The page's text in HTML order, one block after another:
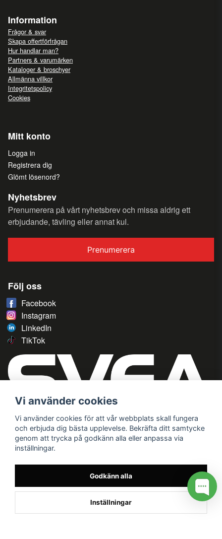
Information
Frågor & svar
Skapa offertförfrågan
Hur handlar man?
Partners & varumärken
Kataloger & broschyer
Allmänna villkor
Integritetspolicy
Cookies
Mitt konto
Logga in
Registrera dig
Glömt lösenord?
Nyhetsbrev
Prenumerera på vårt nyhetsbrev och missa aldrig ett
erbjudande, tävling eller annat kul.
Prenumerera
Följ oss
Facebook
Instagram
LinkedIn
TikTok
Vi använder cookies
Vi använder cookies för att vår webbplats skall fungera
och erbjuda dig bästa upplevelse. Bekräfta ditt samtycke
genom att trycka på godkänn alla eller anpassa via
inställningar.
Godkänn alla
Inställningar